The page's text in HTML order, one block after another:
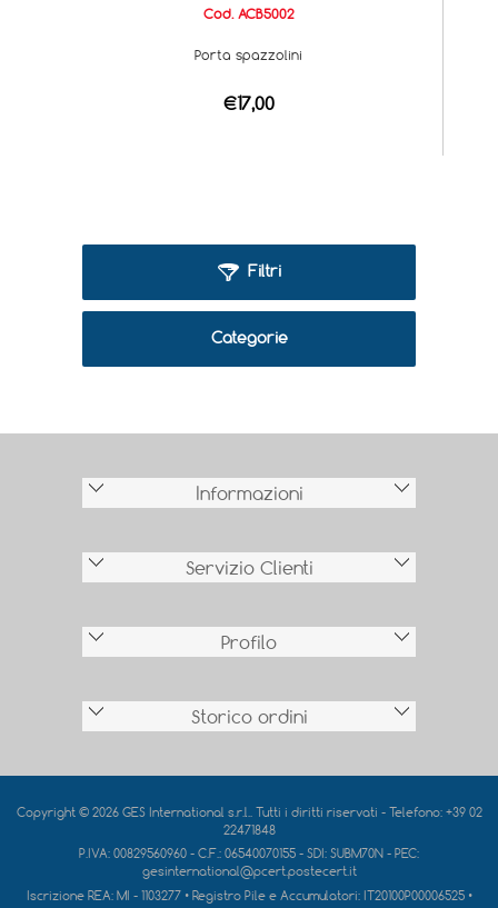
Cod. ACB5002
Porta spazzolini
€17,00
Filtri
Categorie
Informazioni
Servizio Clienti
Profilo
Storico ordini
Copyright © 2026 GES International s.r.l.. Tutti i diritti riservati - Telefono: +39 02
22471848
P.IVA: 00829560960 - C.F.: 06540070155 - SDI: SUBM70N - PEC:
gesinternational@pcert.postecert.it
Iscrizione REA: MI - 1103277• Registro Pile e Accumulatori: IT20100P00006525•